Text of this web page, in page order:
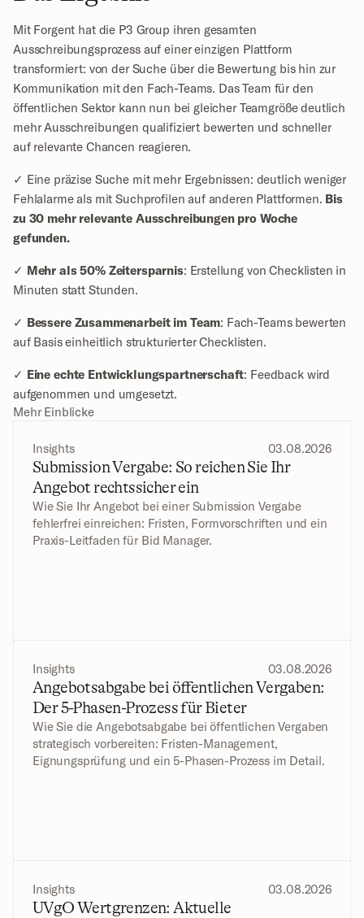
Mit Forgent hat die P3 Group ihren gesamten
Ausschreibungsprozess auf einer einzigen Plattform
transformiert: von der Suche über die Bewertung bis hin zur
Kommunikation mit den Fach-Teams. Das Team für den
öffentlichen Sektor kann nun bei gleicher Teamgröße deutlich
mehr Ausschreibungen qualifiziert bewerten und schneller
auf relevante Chancen reagieren.
✓ Eine präzise Suche mit mehr Ergebnissen: deutlich weniger
Fehlalarme als mit Suchprofilen auf anderen Plattformen. Bis
zu 30 mehr relevante Ausschreibungen pro Woche
gefunden.
✓ Mehr als 50% Zeitersparnis: Erstellung von Checklisten in
Minuten statt Stunden.
✓ Bessere Zusammenarbeit im Team: Fach-Teams bewerten
auf Basis einheitlich strukturierter Checklisten.
✓ Eine echte Entwicklungspartnerschaft: Feedback wird
aufgenommen und umgesetzt.
Mehr Einblicke
Insights 03.08.2026
Submission Vergabe: So reichen Sie Ihr
Angebot rechtssicher ein
Wie Sie Ihr Angebot bei einer Submission Vergabe
fehlerfrei einreichen: Fristen, Formvorschriften und ein
Praxis-Leitfaden für Bid Manager.
Insights 03.08.2026
Angebotsabgabe bei öffentlichen Vergaben:
Der 5-Phasen-Prozess für Bieter
Wie Sie die Angebotsabgabe bei öffentlichen Vergaben
strategisch vorbereiten: Fristen-Management,
Eignungsprüfung und ein 5-Phasen-Prozess im Detail.
Insights 03.08.2026
UVgO Wertgrenzen: Aktuelle